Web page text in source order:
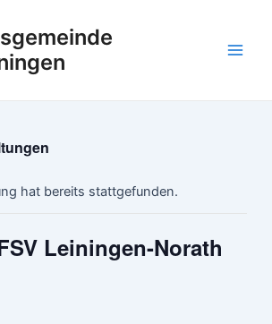
hat bereits stattgefunden.
Leiningen-Norath